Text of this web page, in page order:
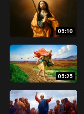
05:10
05:25